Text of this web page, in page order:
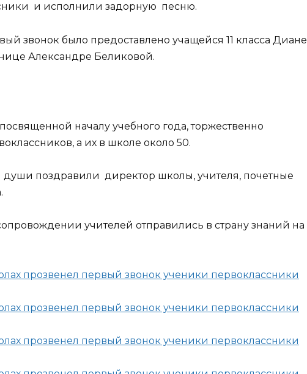
и исполнили задорную песню.
звонок было предоставлено учащейся 11 класса Диане
Александре Беликовой.
началу учебного года, торжественно
а их в школе около 50.
поздравили директор школы, учителя, почетные
учителей отправились в страну знаний на